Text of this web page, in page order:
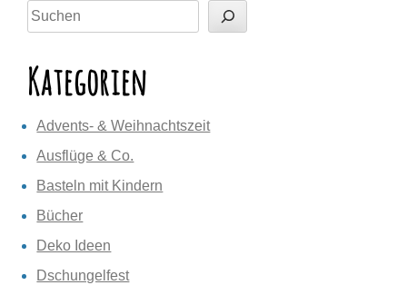
Suchen
Kategorien
Advents- & Weihnachtszeit
Ausflüge & Co.
Basteln mit Kindern
Bücher
Deko Ideen
Dschungelfest